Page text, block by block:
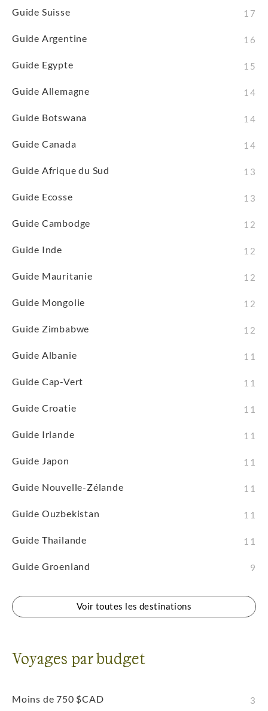
Guide Suisse 17
Guide Argentine 16
Guide Egypte 15
Guide Allemagne 14
Guide Botswana 14
Guide Canada 14
Guide Afrique du Sud 13
Guide Ecosse 13
Guide Cambodge 12
Guide Inde 12
Guide Mauritanie 12
Guide Mongolie 12
Guide Zimbabwe 12
Guide Albanie 11
Guide Cap-Vert 11
Guide Croatie 11
Guide Irlande 11
Guide Japon 11
Guide Nouvelle-Zélande 11
Guide Ouzbekistan 11
Guide Thailande 11
Guide Groenland 9
Voir toutes les destinations
Voyages par budget
Moins de 750 $CAD 3